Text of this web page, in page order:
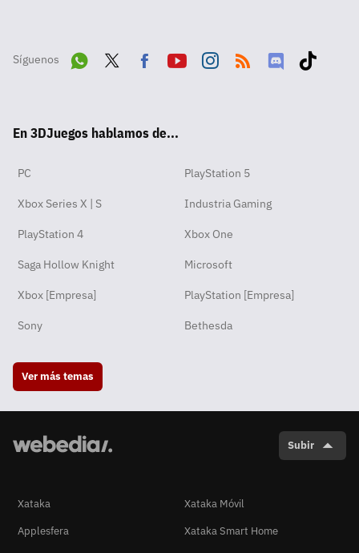
Síguenos
pp
ok
En 3DJuegos hablamos de...
PC PlayStation 5
Xbox Series X | S Industria Gaming
PlayStation 4 Xbox One
Saga Hollow Knight Microsoft
Xbox [Empresa] PlayStation [Empresa]
Sony Bethesda
Ver más temas
Subir
Xataka
Xataka Móvil
Applesfera
Xataka Smart Home